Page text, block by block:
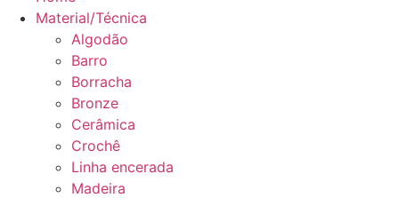
Material/Técnica
Algodão
Barro
Borracha
Bronze
Cerâmica
Crochê
Linha encerada
Madeira